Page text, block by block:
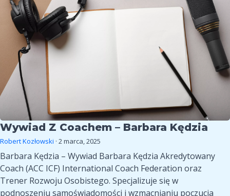
Wróbel
Barbara
Kędzia
Wywiad Z Coachem – Barbara Kędzia
Robert Kozłowski · 2 marca, 2025
Barbara Kędzia – Wywiad Barbara Kędzia Akredytowany
Coach (ACC ICF) International Coach Federation oraz
Trener Rozwoju Osobistego. Specjalizuje się w
podnoszeniu samoświadomości i wzmacnianiu poczucia